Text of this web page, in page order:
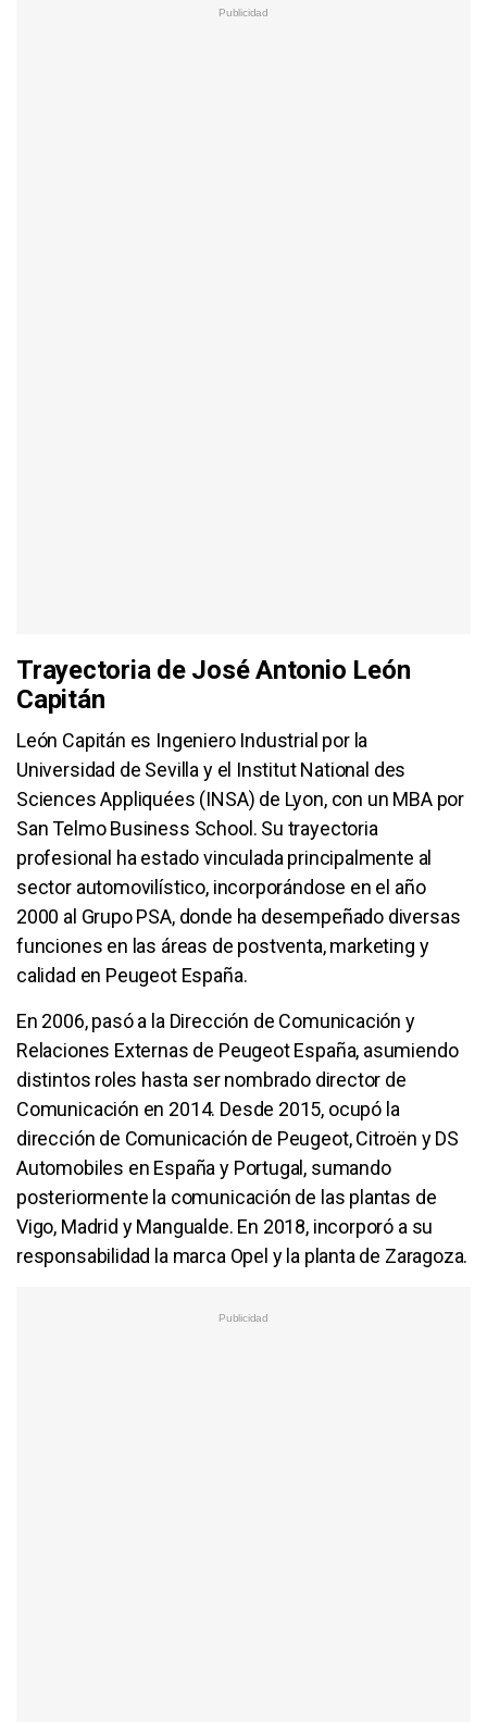
Trayectoria de José Antonio León
Capitán
León Capitán es Ingeniero Industrial por la
Universidad de Sevilla y el Institut National des
Sciences Appliquées (INSA) de Lyon, con un MBA por
San Telmo Business School. Su trayectoria
profesional ha estado vinculada principalmente al
sector automovilístico, incorporándose en el año
2000 al Grupo PSA, donde ha desempeñado diversas
funciones en las áreas de postventa, marketing y
calidad en Peugeot España.
En 2006, pasó a la Dirección de Comunicación y
Relaciones Externas de Peugeot España, asumiendo
distintos roles hasta ser nombrado director de
Comunicación en 2014. Desde 2015, ocupó la
dirección de Comunicación de Peugeot, Citroën y DS
Automobiles en España y Portugal, sumando
posteriormente la comunicación de las plantas de
Vigo, Madrid y Mangualde. En 2018, incorporó a su
responsabilidad la marca Opel y la planta de Zaragoza.